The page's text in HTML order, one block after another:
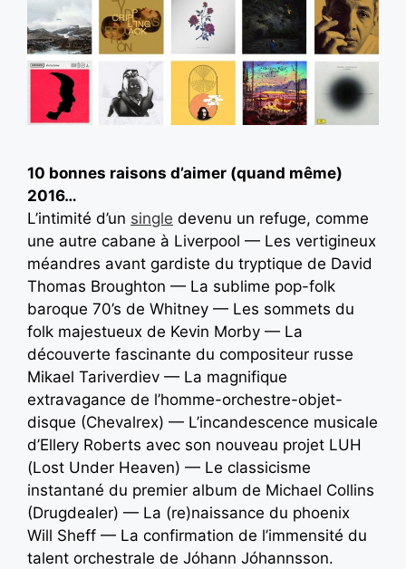
10 bonnes raisons d’aimer (quand même)
2016…
L’intimité d’un single devenu un refuge, comme
une autre cabane à Liverpool — Les vertigineux
méandres avant gardiste du tryptique de David
Thomas Broughton — La sublime pop-folk
baroque 70’s de Whitney — Les sommets du
folk majestueux de Kevin Morby — La
découverte fascinante du compositeur russe
Mikael Tariverdiev — La magnifique
extravagance de l’homme-orchestre-objet-
disque (Chevalrex) — L’incandescence musicale
d’Ellery Roberts avec son nouveau projet LUH
(Lost Under Heaven) — Le classicisme
instantané du premier album de Michael Collins
(Drugdealer) — La (re)naissance du phoenix
Will Sheff — La confirmation de l’immensité du
talent orchestrale de Jóhann Jóhannsson.